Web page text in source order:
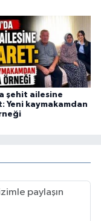
şehit ailesine
Yeni kaymakamdan